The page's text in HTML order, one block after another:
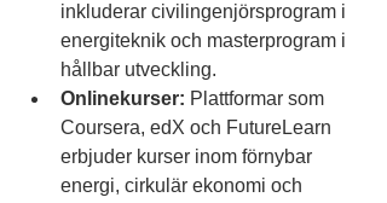
inkluderar civilingenjörsprogram i
energiteknik och masterprogram i
hållbar utveckling.
Onlinekurser: Plattformar som
Coursera, edX och FutureLearn
erbjuder kurser inom förnybar
energi, cirkulär ekonomi och